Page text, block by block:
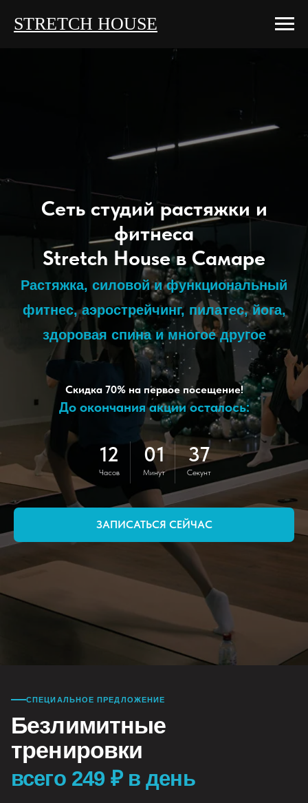
STRETCH HOUSE
Сеть студий растяжки и
фитнеса
Stretch House в Самаре
Растяжка, силовой и функциональный
фитнес, аэрострейчинг, пилатес, йога,
здоровая спина и многое другое
Скидка 70% на первое посещение!
До окончания акции осталось:
12
Часов
01
Минут
34
Секунт
ЗАПИСАТЬСЯ СЕЙЧАС
СПЕЦИАЛЬНОЕ ПРЕДЛОЖЕНИЕ
Безлимитные
тренировки
всего 249 ₽ в день